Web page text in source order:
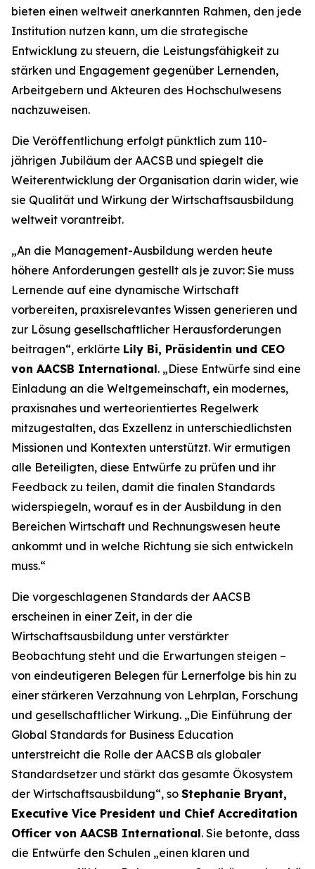
bieten einen weltweit anerkannten Rahmen, den jede
Institution nutzen kann, um die strategische
Entwicklung zu steuern, die Leistungsfähigkeit zu
stärken und Engagement gegenüber Lernenden,
Arbeitgebern und Akteuren des Hochschulwesens
nachzuweisen.
Die Veröffentlichung erfolgt pünktlich zum 110-
jährigen Jubiläum der AACSB und spiegelt die
Weiterentwicklung der Organisation darin wider, wie
sie Qualität und Wirkung der Wirtschaftsausbildung
weltweit vorantreibt.
„An die Management-Ausbildung werden heute
höhere Anforderungen gestellt als je zuvor: Sie muss
Lernende auf eine dynamische Wirtschaft
vorbereiten, praxisrelevantes Wissen generieren und
zur Lösung gesellschaftlicher Herausforderungen
beitragen“, erklärte Lily Bi, Präsidentin und CEO
von AACSB International. „Diese Entwürfe sind eine
Einladung an die Weltgemeinschaft, ein modernes,
praxisnahes und werteorientiertes Regelwerk
mitzugestalten, das Exzellenz in unterschiedlichsten
Missionen und Kontexten unterstützt. Wir ermutigen
alle Beteiligten, diese Entwürfe zu prüfen und ihr
Feedback zu teilen, damit die finalen Standards
widerspiegeln, worauf es in der Ausbildung in den
Bereichen Wirtschaft und Rechnungswesen heute
ankommt und in welche Richtung sie sich entwickeln
muss.“
Die vorgeschlagenen Standards der AACSB
erscheinen in einer Zeit, in der die
Wirtschaftsausbildung unter verstärkter
Beobachtung steht und die Erwartungen steigen –
von eindeutigeren Belegen für Lernerfolge bis hin zu
einer stärkeren Verzahnung von Lehrplan, Forschung
und gesellschaftlicher Wirkung. „Die Einführung der
Global Standards for Business Education
unterstreicht die Rolle der AACSB als globaler
Standardsetzer und stärkt das gesamte Ökosystem
der Wirtschaftsausbildung“, so Stephanie Bryant,
Executive Vice President und Chief Accreditation
Officer von AACSB International. Sie betonte, dass
die Entwürfe den Schulen „einen klaren und